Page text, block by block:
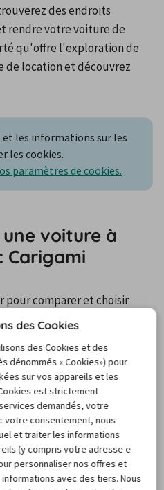
des endroits
rendre votre voiture de
qu'offre l'exploration de
location et découvrez
et les informations sur les
les cookies.
paramètres de cookies.
voiture à
Carigami
pour comparer et choisir
véhicules. Tu peux réserver
de voyage dans
tel que les dates de ton
récupérer la voiture
à l’aéroport.
chaque véhicule
tels que le tarif, le
des Cookies
des Cookies et des
dénommés « Cookies») pour
sur vos appareils et les
est strictement
demandés, votre
votre consentement, nous
et traiter les informations
(y compris votre adresse e-
personnaliser nos offres et
avec des tiers. Nous